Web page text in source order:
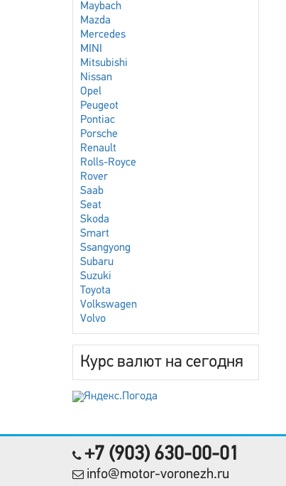
Maybach
Mazda
Mercedes
MINI
Mitsubishi
Nissan
Opel
Peugeot
Pontiac
Porsche
Renault
Rolls-Royce
Rover
Saab
Seat
Skoda
Smart
Ssangyong
Subaru
Suzuki
Toyota
Volkswagen
Volvo
Курс валют на сегодня
+7 (903) 630-00-01
info@motor-voronezh.ru